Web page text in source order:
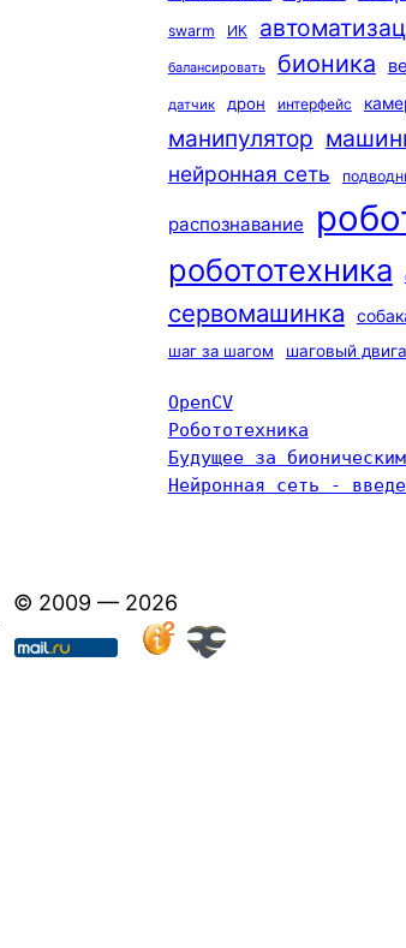
swarm ИК
балансировать бионика
датчик дрон интерфейс
манипулятор
нейронная сеть
распознавание
робототехника
сервомашинка
шаг за шагом шаговый
OpenCV
Робототехника
Будущее за
Нейронная сеть -
© 2009 — 2026